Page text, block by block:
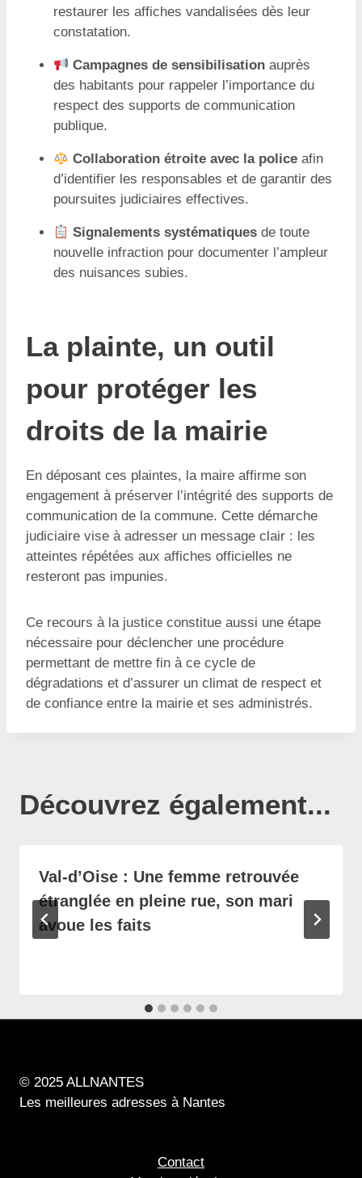
restaurer les affiches vandalisées dès leur
constatation.
Campagnes de sensibilisation auprès
des habitants pour rappeler l’importance du
respect des supports de communication
publique.
Collaboration étroite avec la police afin
d’identifier les responsables et de garantir des
poursuites judiciaires effectives.
Signalements systématiques de toute
nouvelle infraction pour documenter l’ampleur
des nuisances subies.
La plainte, un outil
pour protéger les
droits de la mairie
En déposant ces plaintes, la maire affirme son
engagement à préserver l’intégrité des supports de
communication de la commune. Cette démarche
judiciaire vise à adresser un message clair : les
atteintes répétées aux affiches officielles ne
resteront pas impunies.
Ce recours à la justice constitue aussi une étape
nécessaire pour déclencher une procédure
permettant de mettre fin à ce cycle de
dégradations et d’assurer un climat de respect et
de confiance entre la mairie et ses administrés.
Découvrez également...
Val-d’Oise : Une femme retrouvée
étranglée en pleine rue, son mari
avoue les faits
© 2025 ALLNANTES
Les meilleures adresses à Nantes
Contact